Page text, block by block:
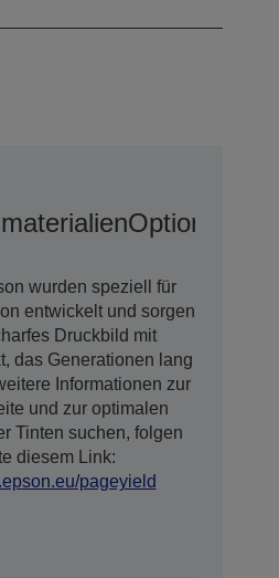
Optionen
wurden speziell für
entwickelt und sorgen
Druckbild mit
das Generationen lang
Informationen zur
und zur optimalen
Tinten suchen, folgen
diesem Link:
pageyield